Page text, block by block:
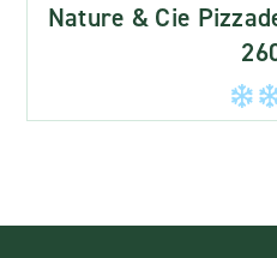
Nature & Cie